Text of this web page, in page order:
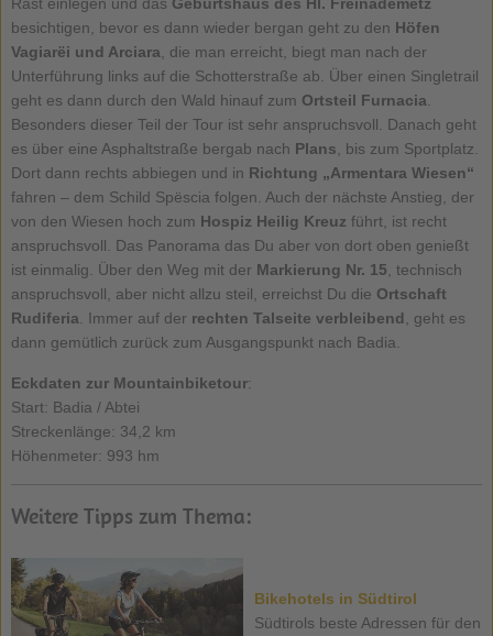
besichtigen, bevor es dann wieder bergan geht zu den Höfen
Vagiarëi und Arciara , die man erreicht, biegt man nach der
Unterführung links auf die Schotterstraße ab. Über einen Singletrail
geht es dann durch den Wald hinauf zum Ortsteil Furnacia
Besonders dieser Teil der Tour ist sehr anspruchsvoll. Danach geht
es über eine Asphaltstraße bergab nach Plans , bis zum Sportplatz.
Dort dann rechts abbiegen und in Richtung „Armentara Wiesen“
fahren – dem Schild Spëscia folgen. Auch der nächste Anstieg, der
von den Wiesen hoch zum Hospiz Heilig Kreuz führt, ist recht
anspruchsvoll. Das Panorama das Du aber von dort oben genießt
ist einmalig. Über den Weg mit der Markierung Nr. 15 , technisch
anspruchsvoll, aber nicht allzu steil, erreichst Du die Ortschaft
Rudiferia . Immer auf der rechten Talseite verbleibend , geht es
dann gemütlich zurück zum Ausgangspunkt nach Badia.
Eckdaten zur Mountainbiketour:
Start: Badia / Abtei
Streckenlänge: 34,2 km
Höhenmeter: 993 hm
Weitere Tipps zum Thema:
Bikehotels in Südtirol
Südtirols beste Adressen für den